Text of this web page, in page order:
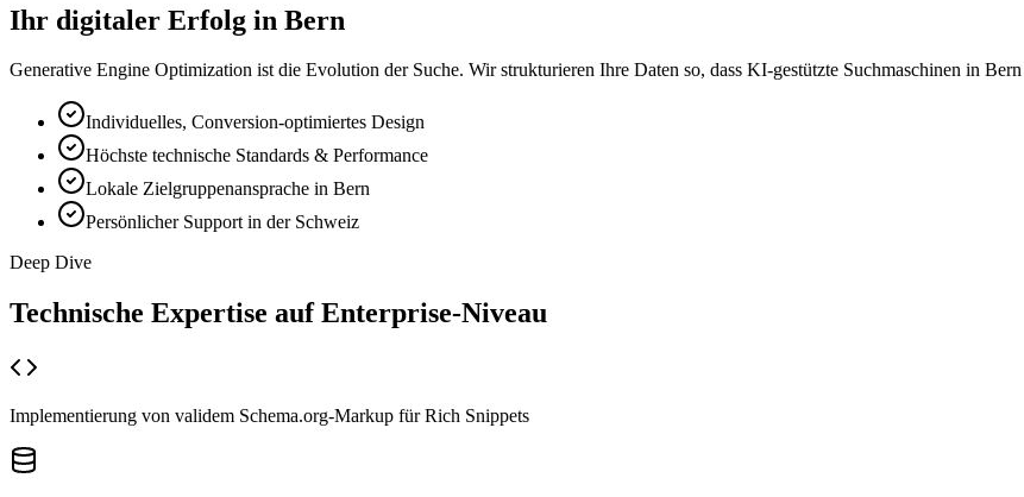
Ihr digitaler Erfolg in Bern
Generative Engine Optimization ist die Evolution der Suche. Wir strukturieren Ihre Daten so, dass KI-gestützte Suchmaschinen in
Individuelles, Conversion-optimiertes Design
Höchste technische Standards & Performance
Lokale Zielgruppenansprache in Bern
Persönlicher Support in der Schweiz
Deep Dive
Technische Expertise auf Enterprise-Niveau
Implementierung von validem Schema.org-Markup für Rich Snippets